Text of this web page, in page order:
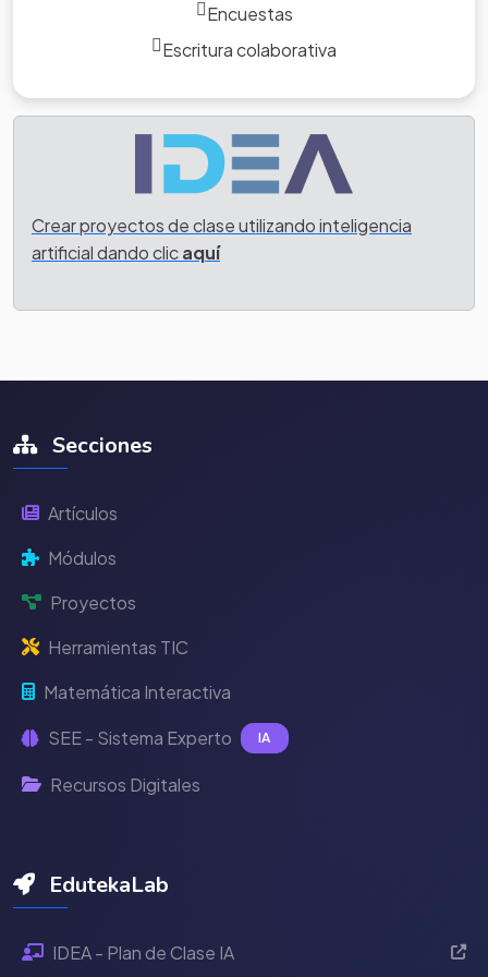
Encuestas
Escritura colaborativa
Crear proyectos de clase utilizando inteligencia
artificial dando clicaquí
Secciones
Artículos
Módulos
Proyectos
Herramientas TIC
Matemática Interactiva
SEE - Sistema Experto IA
Recursos Digitales
EdutekaLab
IDEA - Plan de Clase IA